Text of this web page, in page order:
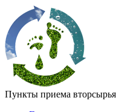
Пункты приема